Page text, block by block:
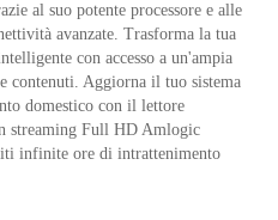
al suo potente processore e alle
avanzate. Trasforma la tua
con accesso a un'ampia
contenuti. Aggiorna il tuo sistema
domestico con il lettore
streaming Full HD Amlogic
infinite ore di intrattenimento